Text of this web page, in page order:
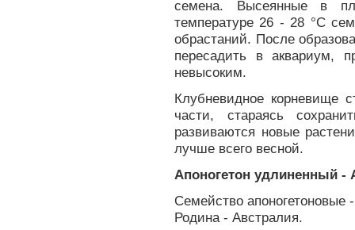
семена. Высеянные в
температуре 26 - 28 °С
обрастаний. После
пересадить в аквариум,
невысоким.
Клубневидное корневище
части, стараясь
развиваются новые
лучше всего весной.
Апоногетон удлиненный -
Семейство апоногетоновые
Родина - Австралия.